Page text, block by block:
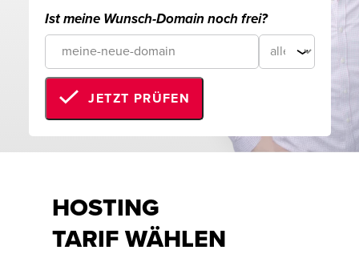
Ist meine Wunsch-Domain noch frei?
JETZT PRÜFEN
HOSTING
TARIF WÄHLEN